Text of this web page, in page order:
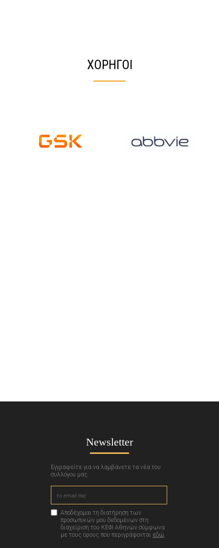
ΧΟΡΗΓΟΙ
Newsletter
Εγγραφείτε για να λαμβάνετε τα νέα του
συλλόγου μας.
Αποδέχομαι τη διατήρηση των
προσωπικών μου δεδομένων στη
διαχείριση του ΚΕΦΙ Αθηνών σύμφωνα
με τους όρους που περιγράφονται εδώ.